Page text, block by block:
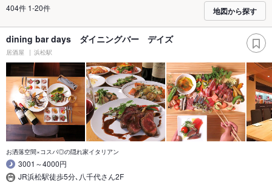
404件 1-20件 地図から探す
dining bar days ダイニングバー デイズ
居酒屋 浜松駅
お洒落空間×コスパ◎の隠れ家イタリアン
3001～4000円
JR浜松駅徒歩5分､八千代さん2F